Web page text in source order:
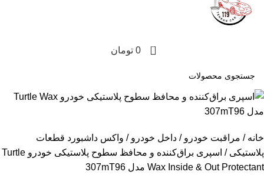
0
0 تومان
خانه مراقبت خودرو داخل خودرو واکس داشبورد قطعات
پلاستیکی
اسپری براق‌کننده و محافظ سطوح پلاستیکی خودرو Turtle
Wax Inside & Out Protectant مدل 307mT96